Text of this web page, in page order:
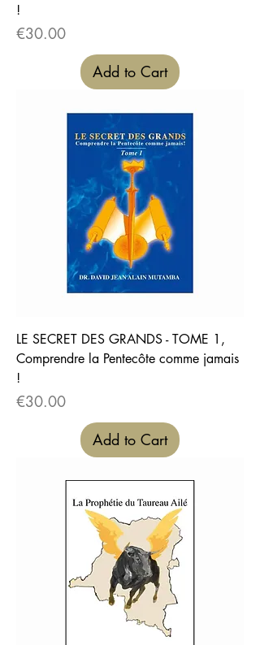
!
Price
€30.00
Add to Cart
LE SECRET DES GRANDS - TOME 1,
Comprendre la Pentecôte comme jamais
!
Price
€30.00
Add to Cart